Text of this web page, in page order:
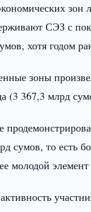
СЭЗ с
хотя годом
зоны
(3 367,3 млрд
сумов, то есть
молодой